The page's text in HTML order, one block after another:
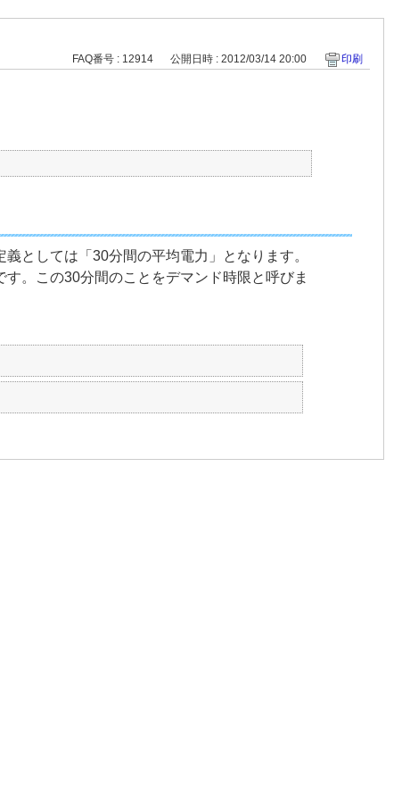
FAQ番号 : 12914 公開日時 : 2012/03/14 20:00 印刷
としては「30分間の平均電力」となります。
。この30分間のことをデマンド時限と呼びま